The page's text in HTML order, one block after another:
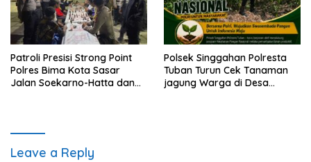
Patroli Presisi Strong Point
Polres Bima Kota Sasar
Jalan Soekarno-Hatta dan
Polsek Singgahan Polresta
Tuban Turun Cek Tanaman
jagung Warga di Desa
Leave a Reply